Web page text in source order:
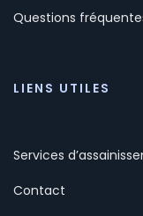
Questions
LIENS UTILES
Services
Contact